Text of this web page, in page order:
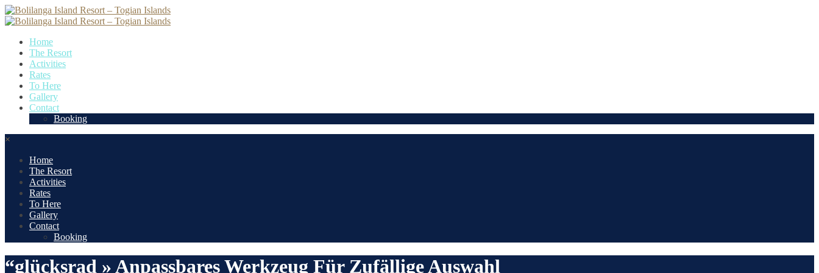
Home
The Resort
Activities
Rates
To Here
Gallery
Contact
Booking
×
Home
The Resort
Activities
Rates
To Here
Gallery
Contact
Booking
“glücksrad » Anpassbares Werkzeug Für Zufällige Auswahl